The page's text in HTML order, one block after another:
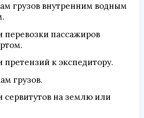
грузов внутренним водным
пассажиров
к экспедитору.
грузов.
сервитутов на землю или